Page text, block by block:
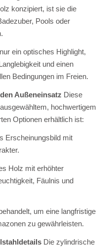
konzipiert, ist sie die
Pools oder
ein optisches Highlight,
und einen
Bedingungen im Freien.
Außeneinsatz Diese
hochwertigem
Optionen erhältlich ist:
Erscheinungsbild mit
Holz mit erhöhter
Fäulnis und
um eine langfristige
zu gewährleisten.
Die zylindrische